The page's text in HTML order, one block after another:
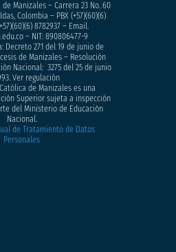
Manizales – Carrera 23 No. 60
Colombia – PBX (+57)(60)(6)
8782937 – Email.
– NIT: 890806477-9
Decreto 271 del 19 de junio de
de Manizales – Resolución
Nacional: 3275 del 25 de junio
Ver regulación
de Manizales es una
Superior sujeta a inspección
del Ministerio de Educación
Nacional.
de Tratamiento de Datos
Personales